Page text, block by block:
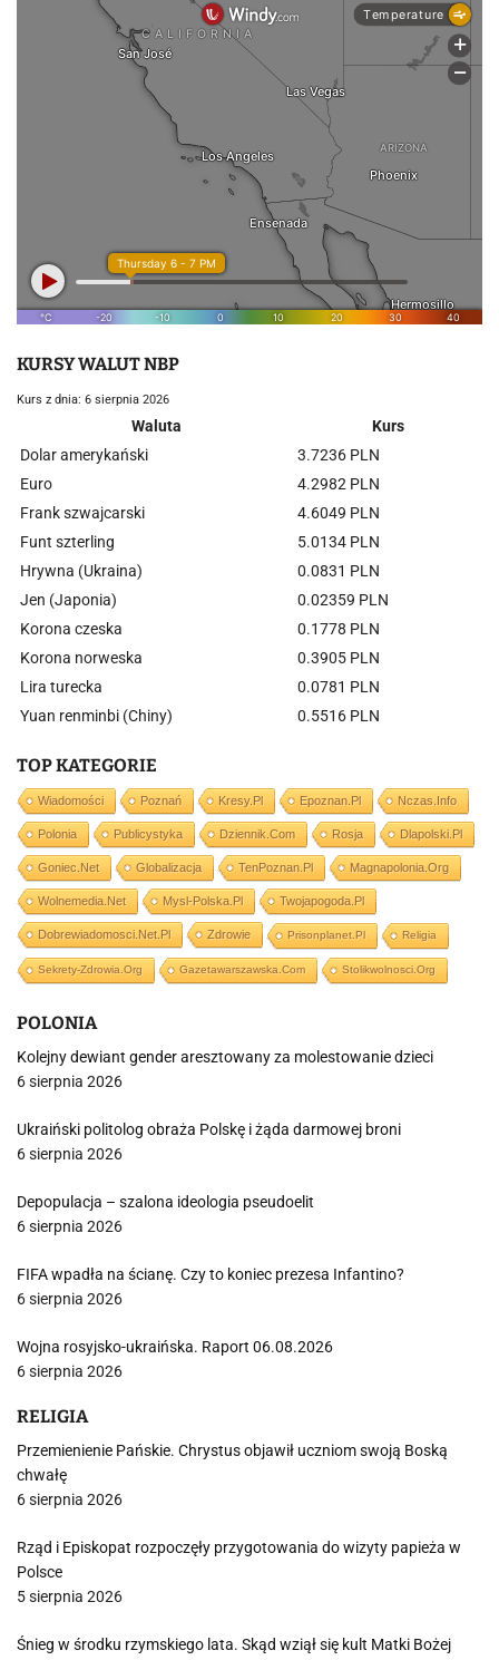
KURSY WALUT NBP
Kurs z dnia: 6 sierpnia 2026
Waluta
Kurs
Dolar amerykański
3.7236 PLN
Euro
4.2982 PLN
Frank szwajcarski
4.6049 PLN
Funt szterling
5.0134 PLN
Hrywna (Ukraina)
0.0831 PLN
Jen (Japonia)
0.02359 PLN
Korona czeska
0.1778 PLN
Korona norweska
0.3905 PLN
Lira turecka
0.0781 PLN
Yuan renminbi (Chiny)
0.5516 PLN
TOP KATEGORIE
Wiadomości Poznań Kresy.pl Epoznan.pl Nczas.info
Polonia Publicystyka Dziennik.com Rosja Dlapolski.pl
Goniec.net Globalizacja TenPoznan.pl Magnapolonia.org
Wolnemedia.net Mysl-Polska.pl Twojapogoda.pl
Dobrewiadomosci.net.pl Zdrowie Prisonplanet.pl Religia
Sekrety-Zdrowia.org Gazetawarszawska.com Stolikwolnosci.org
POLONIA
Kolejny dewiant gender aresztowany za molestowanie dzieci
6 sierpnia 2026
Ukraiński politolog obraża Polskę i żąda darmowej broni
6 sierpnia 2026
Depopulacja – szalona ideologia pseudoelit
6 sierpnia 2026
FIFA wpadła na ścianę. Czy to koniec prezesa Infantino?
6 sierpnia 2026
Wojna rosyjsko-ukraińska. Raport 06.08.2026
6 sierpnia 2026
RELIGIA
Przemienienie Pańskie. Chrystus objawił uczniom swoją Boską
chwałę
6 sierpnia 2026
Rząd i Episkopat rozpoczęły przygotowania do wizyty papieża w
Polsce
5 sierpnia 2026
Śnieg w środku rzymskiego lata. Skąd wziął się kult Matki Bożej